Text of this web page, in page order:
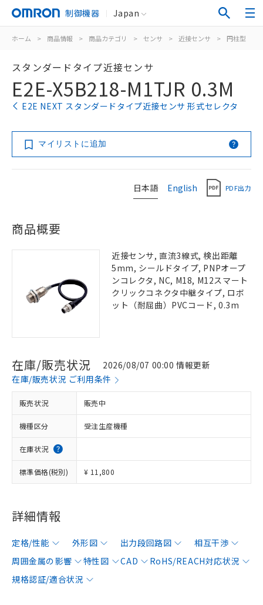
制御機器 Japan
ホーム > 商品情報 > 商品カテゴリ > センサ > 近接センサ > 円柱型
スタンダードタイプ近接センサ
E2E-X5B218-M1TJR 0.3M
E2E NEXT スタンダードタイプ近接センサ 形式セレクタ
マイリストに追加
日本語 English PDF出力
商品概要
近接センサ, 直流3線式, 検出距離
5mm, シールドタイプ, PNPオープ
ンコレクタ, NC, M18, M12スマート
クリックコネクタ中継タイプ, ロボ
ット（耐屈曲）PVCコード, 0.3m
在庫/販売状況
2026/08/07 00:00 情報更新
在庫/販売状況 ご利用条件
販売状況 販売中
機種区分 受注生産機種
在庫状況
標準価格(税別) ¥ 11,800
詳細情報
定格/性能 外形図 出力段回路図
相互干渉
周囲金属の影響
特性図 CAD
RoHS/REACH対応状況
規格認証/適合状況